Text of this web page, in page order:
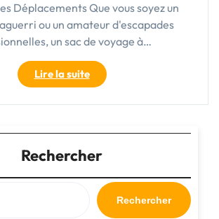
Déplacements Que vous soyez un
ou un amateur d'escapades
un sac de voyage à…
Lire la suite"Découvrez
le
Sac
Voyage
à
Roulettes
de
60
Litres
Rechercher
Rechercher